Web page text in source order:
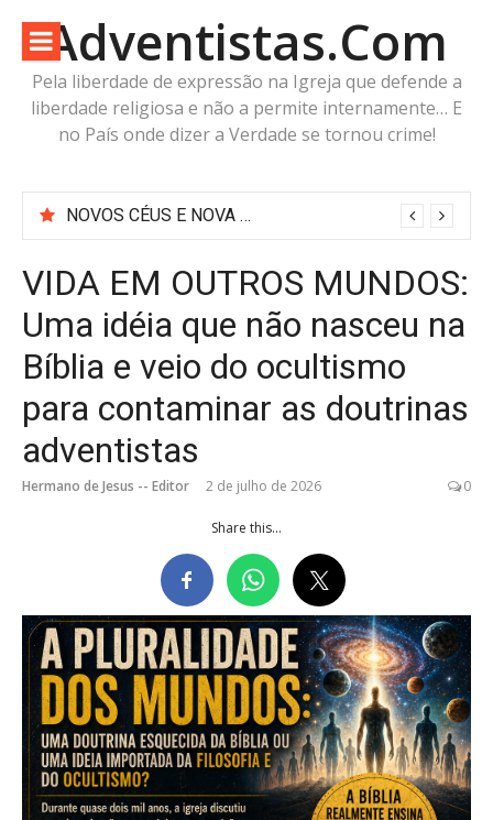
para
conteúdo
Adventistas.Com
Pela liberdade de expressão na Igreja que defende a
liberdade religiosa e não a permite internamente… E
no País onde dizer a Verdade se tornou crime!
NOVOS CÉUS E NOVA TERRA: Não vai sobrar planetinha nem planetão pra nenhum ET! É o que diz a BíbliaSe conhecêssemos melhor a História da Igreja, não acreditaríamos há quase 200 anos nas histórias da Carochinha White
VIDA EM OUTROS MUNDOS:
Uma idéia que não nasceu na
Bíblia e veio do ocultismo
para contaminar as doutrinas
adventistas
Hermano de Jesus -- Editor 2 de julho de 2026 0
Share this...